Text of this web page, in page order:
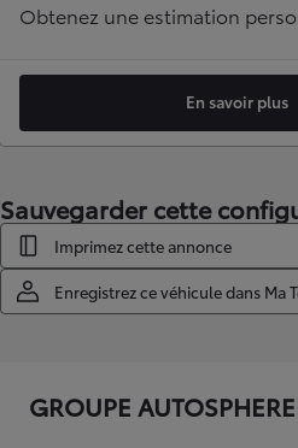
Obtenez une estimation
En savoir plus
Sauvegarder cette
Imprimez cette annonce
Enregistrez ce véhicule dans Ma
GROUPE